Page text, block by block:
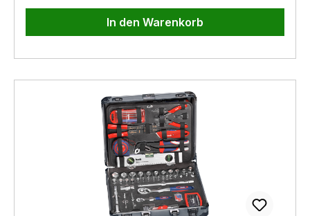
In den Warenkorb